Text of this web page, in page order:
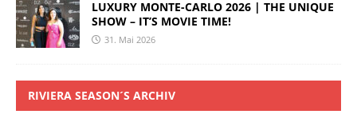
LUXURY MONTE-CARLO 2026 | THE UNIQUE
SHOW – IT’S MOVIE TIME!
31. Mai 2026
RIVIERA SEASON´S ARCHIV